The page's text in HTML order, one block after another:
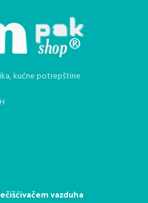
kućne potrepštine
vazduha